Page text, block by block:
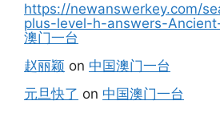
https://newanswerkey.com/
plus-level-h-answers-
澳门一台
赵丽颖 on 中国澳门一台
元旦快了 on 中国澳门一台